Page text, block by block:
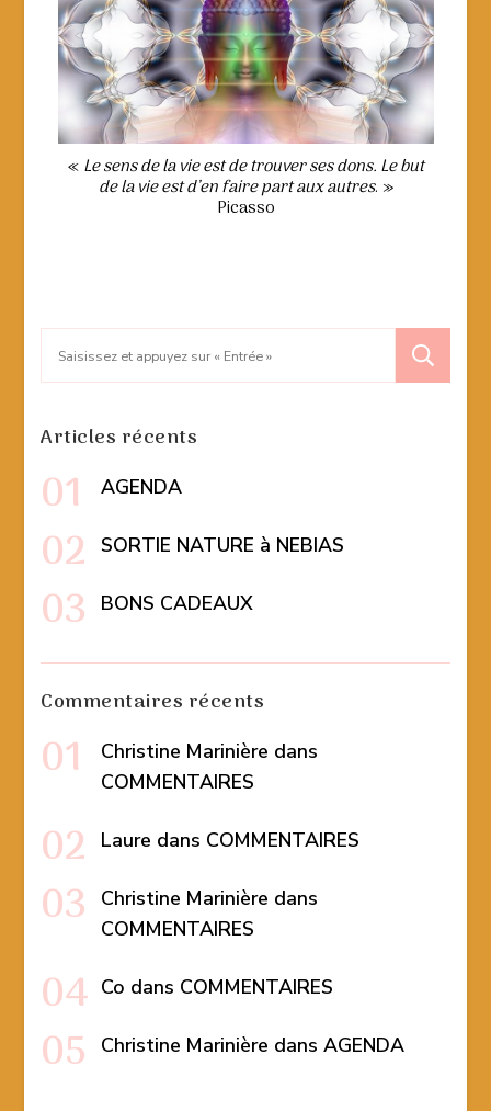
« Le sens de la vie est de trouver ses dons. Le but
de la vie est d’en faire part aux autres. »
Picasso
Articles récents
AGENDA
SORTIE NATURE à NEBIAS
BONS CADEAUX
Commentaires récents
Christine Marinière dans
COMMENTAIRES
Laure dans COMMENTAIRES
Christine Marinière dans
COMMENTAIRES
Co dans COMMENTAIRES
Christine Marinière dansAGENDA